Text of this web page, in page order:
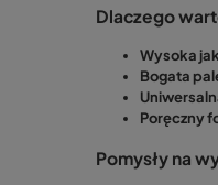
Dlaczego
Wysoka
Bogata
Poręczny
Pomysły na